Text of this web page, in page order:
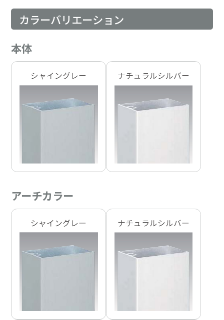
カラーバリエーション
本体
シャイングレー ナチュラルシルバー
アーチカラー
シャイングレー ナチュラルシルバー